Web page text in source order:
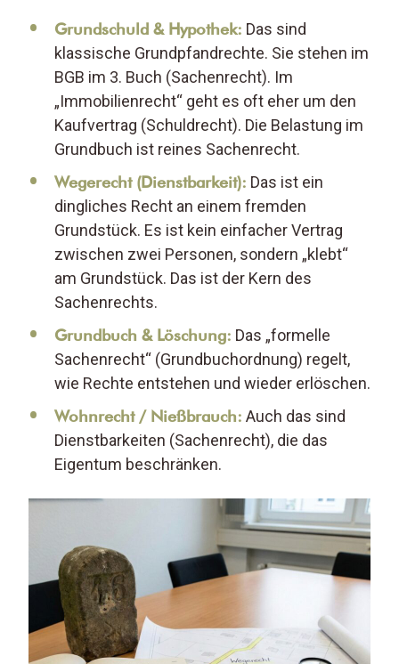
Grundschuld & Hypothek: Das sind
klassische Grundpfandrechte. Sie stehen im
BGB im 3. Buch (Sachenrecht). Im
„Immobilienrecht“ geht es oft eher um den
Kaufvertrag (Schuldrecht). Die Belastung im
Grundbuch ist reines Sachenrecht.
Wegerecht (Dienstbarkeit): Das ist ein
dingliches Recht an einem fremden
Grundstück. Es ist kein einfacher Vertrag
zwischen zwei Personen, sondern „klebt“
am Grundstück. Das ist der Kern des
Sachenrechts.
Grundbuch & Löschung: Das „formelle
Sachenrecht“ (Grundbuchordnung) regelt,
wie Rechte entstehen und wieder erlöschen.
Wohnrecht / Nießbrauch: Auch das sind
Dienstbarkeiten (Sachenrecht), die das
Eigentum beschränken.